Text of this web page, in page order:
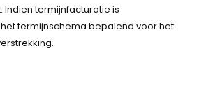
termijnfacturatie is
termijnschema bepalend voor het